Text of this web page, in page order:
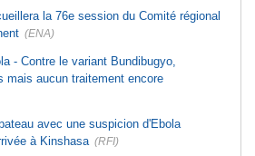
la 76e session du Comité régional
(ENA)
- Contre le variant Bundibugyo,
mais aucun traitement encore
avec une suspicion d'Ebola
à Kinshasa (RFI)